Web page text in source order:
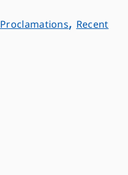
Proclamations, Recent